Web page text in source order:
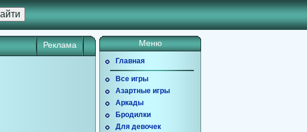
Реклама Меню
Главная
Все игры
Азартные игры
Аркады
Бродилки
Для девочек